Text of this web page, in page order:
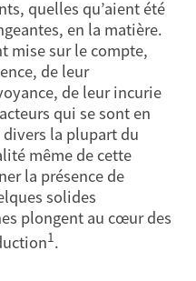
quelles qu’aient été
en la matière.
mise sur le compte,
de leur
de leur incurie
qui se sont en
divers la plupart du
même de cette
la présence de
solides
plongent au cœur des
1 .